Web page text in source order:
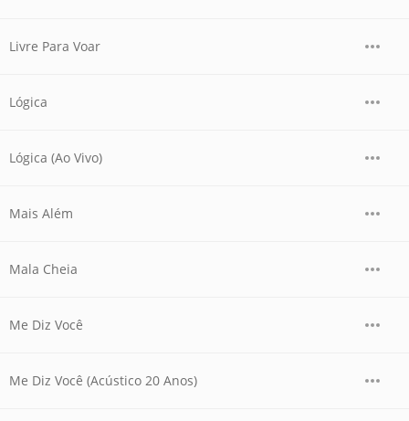
Livre Para Voar
Lógica
Lógica (Ao Vivo)
Mais Além
Mala Cheia
Me Diz Você
Me Diz Você (Acústico 20 Anos)